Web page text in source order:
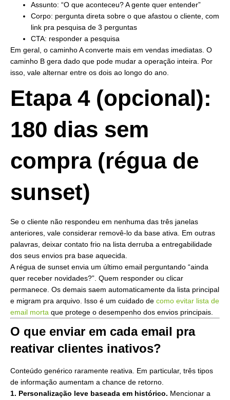
Assunto: “O que aconteceu? A gente quer entender”
Corpo: pergunta direta sobre o que afastou o cliente, com
link pra pesquisa de 3 perguntas
CTA: responder a pesquisa
Em geral, o caminho A converte mais em vendas imediatas. O
caminho B gera dado que pode mudar a operação inteira. Por
isso, vale alternar entre os dois ao longo do ano.
Etapa 4 (opcional):
180 dias sem
compra (régua de
sunset)
Se o cliente não respondeu em nenhuma das três janelas
anteriores, vale considerar removê-lo da base ativa. Em outras
palavras, deixar contato frio na lista derruba a entregabilidade
dos seus envios pra base aquecida.
A régua de sunset envia um último email perguntando “ainda
quer receber novidades?”. Quem responder ou clicar
permanece. Os demais saem automaticamente da lista principal
e migram pra arquivo. Isso é um cuidado de como evitar lista de
email morta que protege o desempenho dos envios principais.
O que enviar em cada email pra
reativar clientes inativos?
Conteúdo genérico raramente reativa. Em particular, três tipos
de informação aumentam a chance de retorno.
1. Personalização leve baseada em histórico. Mencionar a